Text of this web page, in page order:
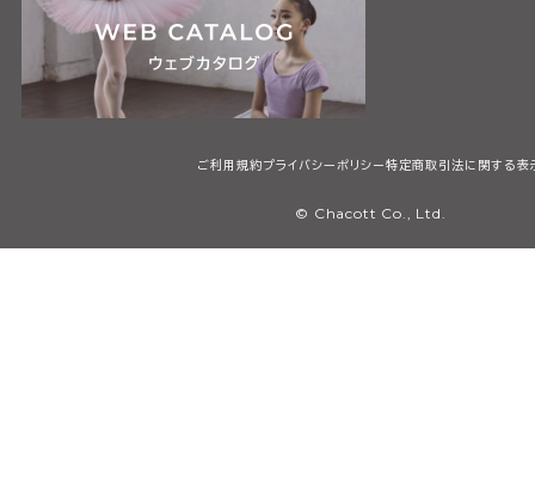
ご利用規約プライバシーポリシー特定商取引法に関する表
© Chacott Co., Ltd.